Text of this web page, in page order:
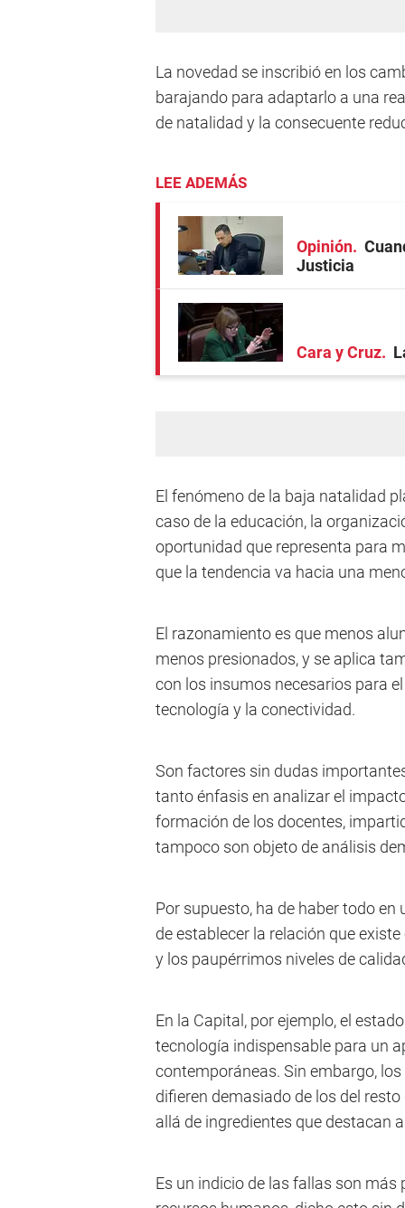
La novedad se inscribió en los
barajando para adaptarlo a una
de natalidad y la consecuente
LEE ADEMÁS
Opinión
Justicia
Cara y Cruz
El fenómeno de la baja natalidad
caso de la educación, la
oportunidad que representa para
que la tendencia va hacia una
El razonamiento es que menos
menos presionados, y se aplica
con los insumos necesarios para
tecnología y la conectividad.
Son factores sin dudas
tanto énfasis en analizar el
formación de los docentes,
tampoco son objeto de análisis
Por supuesto, ha de haber todo
de establecer la relación que
y los paupérrimos niveles de
En la Capital, por ejemplo, el
tecnología indispensable para un
contemporáneas. Sin embargo,
difieren demasiado de los del
allá de ingredientes que destacan
Es un indicio de las fallas son